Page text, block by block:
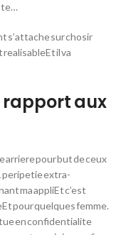
s’attache sur chosir
il va
rapport aux
arriere pour but de ceux
peripetie extra-
ma appliEt c’est
pour quelques femme.
en confidentialite